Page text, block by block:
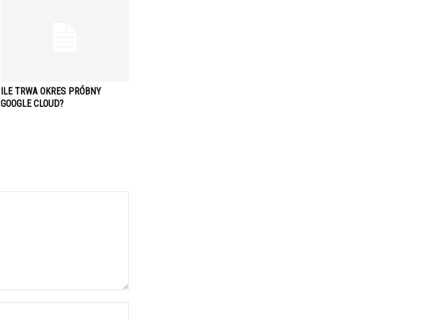
ILE TRWA OKRES PRÓBNY
GOOGLE CLOUD?